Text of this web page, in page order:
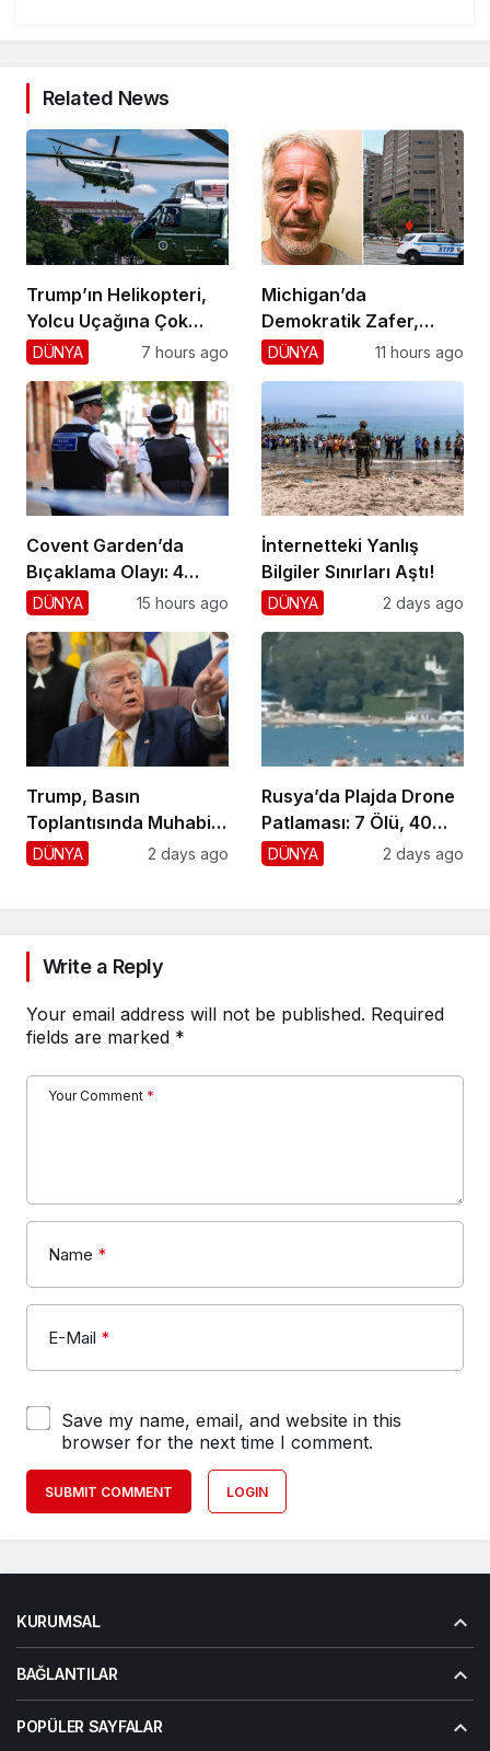
Related News
Trump’ın Helikopteri,
Yolcu Uçağına Çok
Yaklaştı!
DÜNYA 7 hours ago
Michigan’da
Demokratik Zafer,
Cumhuriyetçilere
DÜNYA 11 hours ago
Covent Garden’da
Bıçaklama Olayı: 4
Yaralı, 1 Gözaltı
DÜNYA 15 hours ago
İnternetteki Yanlış
Bilgiler Sınırları Aştı!
DÜNYA 2 days ago
Trump, Basın
Toplantısında Muhabiri
Fena Yerden Aldı
DÜNYA 2 days ago
Rusya’da Plajda Drone
Patlaması: 7 Ölü, 40
Yaralı
DÜNYA 2 days ago
Write a Reply
Your email address will not be published. Required
fields are marked *
Your Comment *
Name *
E-Mail *
Save my name, email, and website in this
browser for the next time I comment.
SUBMIT COMMENT LOGIN
KURUMSAL
BAĞLANTILAR
POPÜLER SAYFALAR